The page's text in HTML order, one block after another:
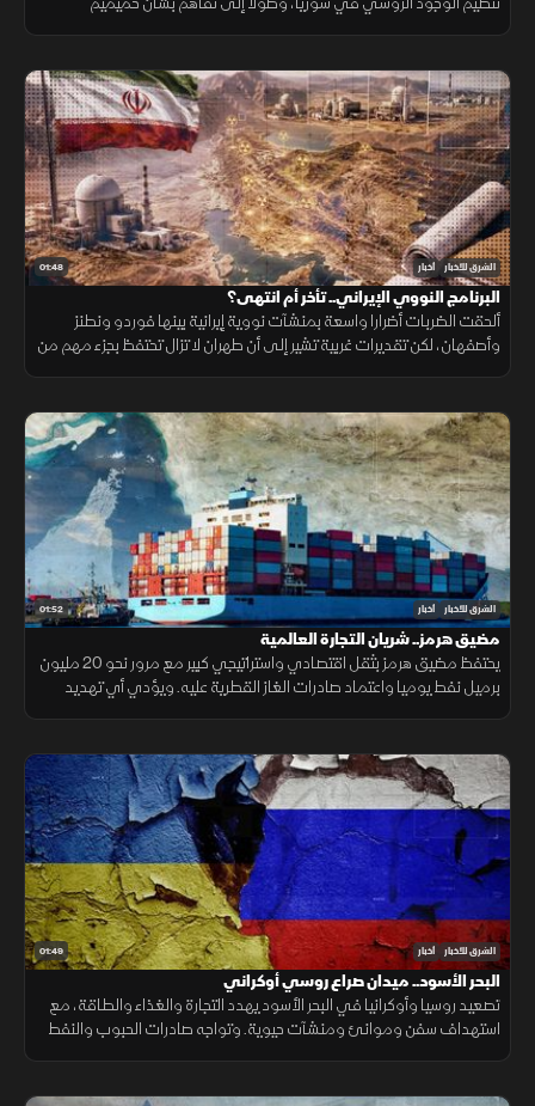
01:48 الشرق للأخبار أخبار
البرنامج النووي الإيراني.. تأخر أم انتهى؟
ألحقت الضربات أضرارا واسعة بمنشآت نووية إيرانية بينها فوردو ونطنز
وأصفهان، لكن تقديرات غربية تشير إلى أن طهران لا تزال تحتفظ بجزء مهم من
01:52 الشرق للأخبار أخبار
مضيق هرمز.. شريان التجارة العالمية
يحتفظ مضيق هرمز بثقل اقتصادي واستراتيجي كبير مع مرور نحو 20 مليون
برميل نفط يوميا واعتماد صادرات الغاز القطرية عليه. ويؤدي أي تهديد
01:49 الشرق للأخبار أخبار
البحر الأسود.. ميدان صراع روسي أوكراني
تصعيد روسيا وأوكرانيا في البحر الأسود يهدد التجارة والغذاء والطاقة، مع
استهداف سفن وموانئ ومنشآت حيوية. وتواجه صادرات الحبوب والنفط